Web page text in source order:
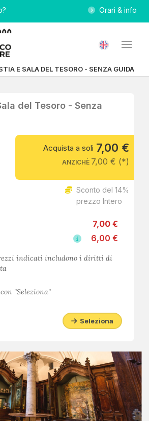
Orari & info
E SALA DEL TESORO - SENZA GUIDA
del Tesoro - Senza
7,00 €
Acquista a soli
ANZICHÈ 7,00 € (*)
Sconto del 14%
prezzo Intero
7,00 €
6,00 €
indicati includono i diritti di
"Seleziona"
Seleziona